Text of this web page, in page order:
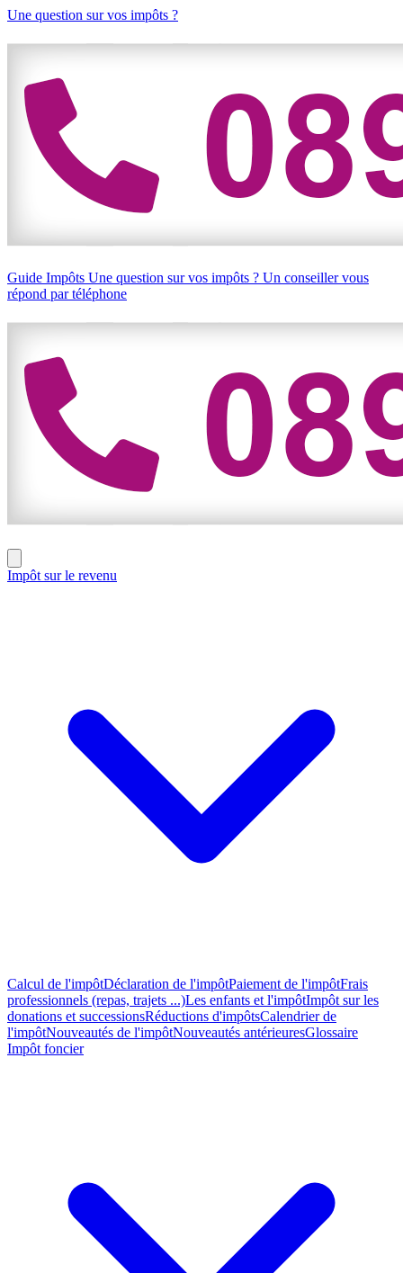
Une question sur vos impôts ?
Guide Impôts Une question sur vos impôts ? Un conseiller vous
répond par téléphone
Impôt sur le revenu
Calcul de l'impôtDéclaration de l'impôtPaiement de l'impôtFrais
professionnels (repas, trajets ...)Les enfants et l'impôtImpôt sur les
donations et successionsRéductions d'impôtsCalendrier de
l'impôtNouveautés de l'impôtNouveautés antérieuresGlossaire
Impôt foncier